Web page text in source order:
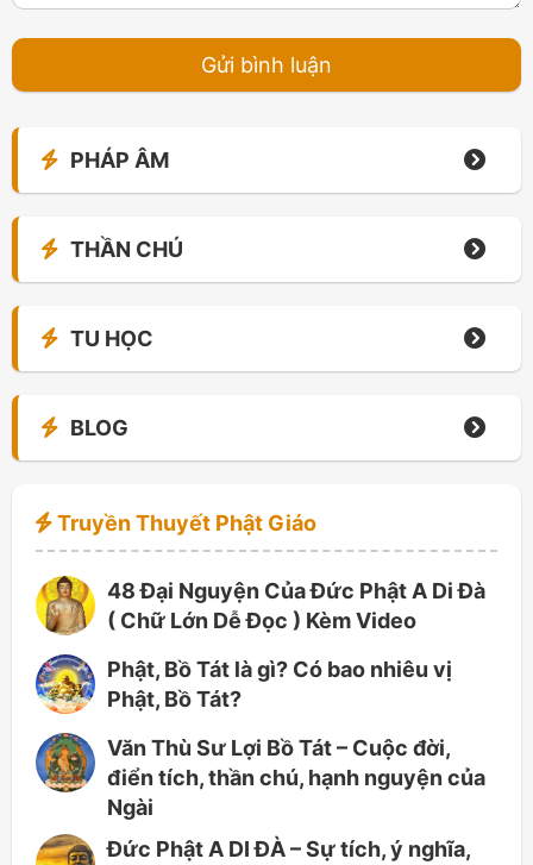
PHÁP ÂM
THẦN CHÚ
TU HỌC
BLOG
Truyền Thuyết Phật Giáo
48 Đại Nguyện Của Đức Phật A Di Đà
( Chữ Lớn Dễ Đọc ) Kèm Video
Phật, Bồ Tát là gì? Có bao nhiêu vị
Phật, Bồ Tát?
Văn Thù Sư Lợi Bồ Tát – Cuộc đời,
điển tích, thần chú, hạnh nguyện của
Ngài
Đức Phật A DI ĐÀ – Sự tích, ý nghĩa,